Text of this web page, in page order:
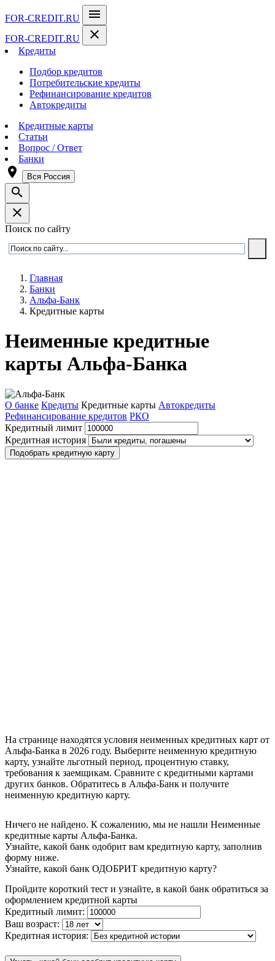
FOR-CREDIT.RU menu
FOR-CREDIT.RU close
Кредиты
Подбор кредитов
Потребительские кредиты
Рефинансирование кредитов
Автокредиты
Кредитные карты
Статьи
Вопрос / Ответ
Банки
room Вся Россия
search
close
Поиск по сайту
Главная
Банки
Альфа-Банк
Кредитные карты
Неименные кредитные
карты Альфа-Банка
О банке Кредиты Кредитные карты Автокредиты
Рефинансирование кредитов РКО
Кредитный лимит
Кредитная история
Подобрать кредитную карту
На странице находятся условия неименных кредитных карт от
Альфа-Банка в 2026 году. Выберите неименную кредитную
карту, узнайте льготный период, процентную ставку,
требования к заемщикам. Сравните с кредитными картами
других банков. Обратитесь в Альфа-Банк и получите
неименную кредитную карту.
Ничего не найдено. К сожалению, мы не нашли Неименные
кредитные карты Альфа-Банка.
Узнайте, какой банк одобрит вам кредитную карту, заполнив
форму ниже.
Узнайте, какой банк ОДОБРИТ кредитную карту?
Пройдите короткий тест и узнайте, в какой банк обратиться за
оформлением кредитной карты
Кредитный лимит:
Ваш возраст:
Кредитная история: